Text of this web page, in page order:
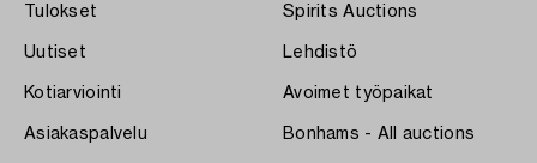
Tulokset
Uutiset
Kotiarviointi
Asiakaspalvelu
Spirits Auctions
Lehdistö
Avoimet työpaikat
Bonhams - All auctions